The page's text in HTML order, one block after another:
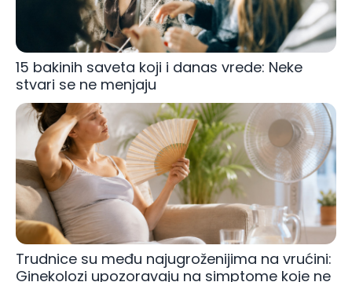
15 bakinih saveta koji i danas vrede: Neke
stvari se ne menjaju
Trudnice su među najugroženijima na vrućini:
Ginekolozi upozoravaju na simptome koje ne